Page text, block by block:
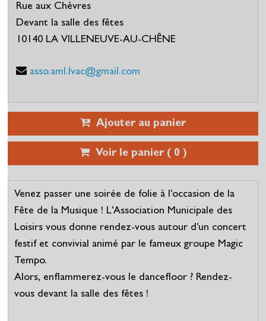
Rue aux Chèvres
Devant la salle des fêtes
10140 LA VILLENEUVE-AU-CHÊNE
asso.aml.lvac@gmail.com
Ajouter au panier
Voir le panier ( 0 )
Venez passer une soirée de folie à l'occasion de la
Fête de la Musique ! L'Association Municipale des
Loisirs vous donne rendez-vous autour d'un concert
festif et convivial animé par le fameux groupe Magic
Tempo.
Alors, enflammerez-vous le dancefloor ? Rendez-
vous devant la salle des fêtes !